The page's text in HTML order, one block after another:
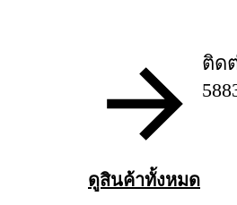
ดูสินค้าทั้งหมด
ติด